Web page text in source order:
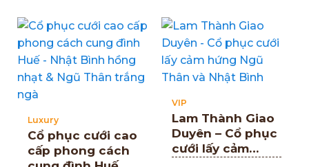
Luxury
Cổ phục cưới cao
cấp phong cách
VIP
Lam Thành Giao
Duyên – Cổ phục
cưới lấy cảm